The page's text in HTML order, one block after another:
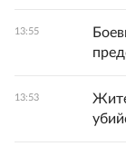
13:55
13:53